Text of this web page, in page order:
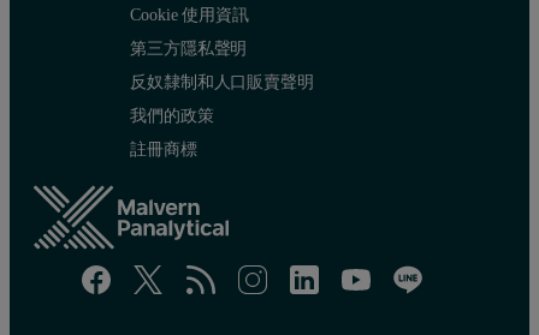
Cookie 使用資訊
第三方隱私聲明
反奴隸制和人口販賣聲明
我們的政策
註冊商標